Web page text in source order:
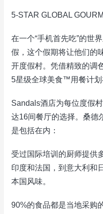
5-STAR GLOBAL
在一个“手机首先吃”的世
假，这个假期将让他们的
开度假村。凭借精致的调
5星级全球美食™用餐计划
Sandals酒店为每位度假
达16间餐厅的选择。桑德
是包括在内：
受过国际培训的厨师提供
印度和法国，到意大利和
本国风味。
90%的食品都是当地采购